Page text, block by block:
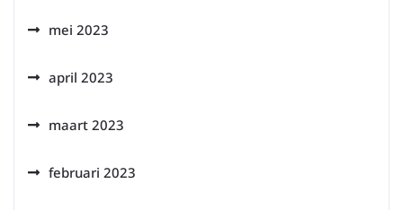
mei 2023
april 2023
maart 2023
februari 2023